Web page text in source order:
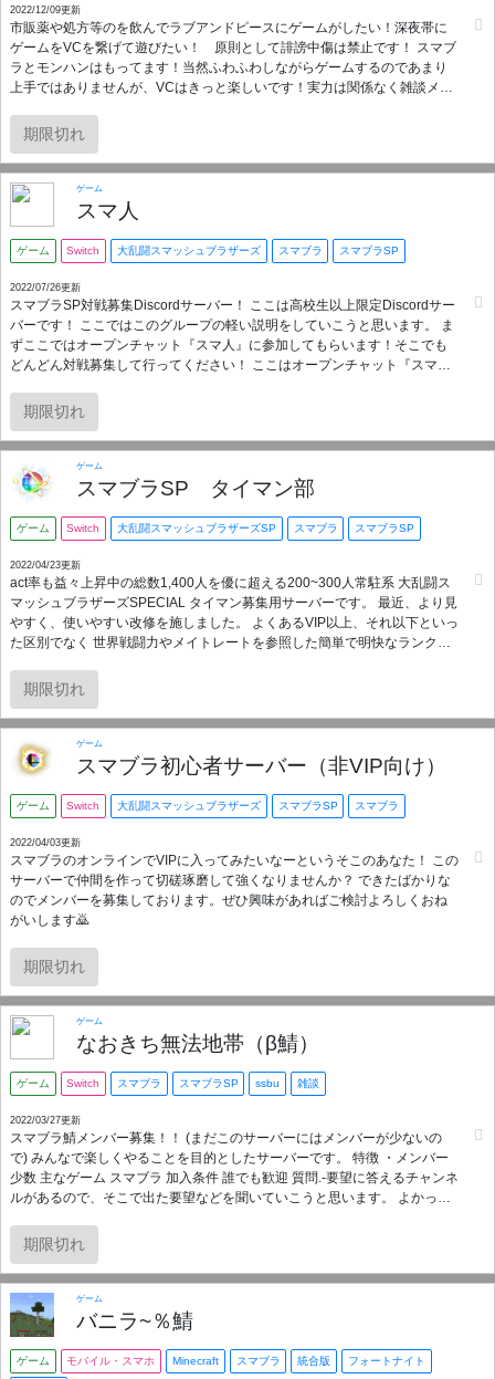
2022/12/09更新
市販薬や処方等のを飲んでラブアンドピースにゲームがしたい！深夜帯に
ゲームをVCを繋げて遊びたい！ 原則として誹謗中傷は禁止です！ スマブ
ラとモンハンはもってます！当然ふわふわしながらゲームするのであまり
上手ではありませんが、VCはきっと楽しいです！実力は関係なく雑談メイ
ームが好きな夜行性の方向けのサーバーですが時間帯関係なく遊ぶ時もあ
りますのでどなたでも！
期限切れ
ゲーム
スマ人
ゲーム Switch 大乱闘スマッシュブラザーズ スマブラ スマブラSP
2022/07/26更新
スマブラSP対戦募集Discordサーバー！ ここは高校生以上限定Discordサー
バーです！ ここではこのグループの軽い説明をしていこうと思います。 ま
ずここではオープンチャット『スマ人』に参加してもらいます！そこでも
どんどん対戦募集して行ってください！ ここはオープンチャット『スマ
な人達がいます ・vipに入ってない方 ・vipに入ってる方 ・スマメイトをや
っている方 いろいろな実力差の人達がいます！ 初心者さんも大歓迎です！
ここの年齢層の話をしていきます、ここは大学生が少し多め、社会人の方
もいます！ もちろん高校生の人もいます！誰でも大歓迎です！みんなで仲
良くスマブラをやっていきましょう！ 以上、YOSIDAからでした。
期限切れ
ゲーム
スマブラSP タイマン部
ゲーム Switch 大乱闘スマッシュブラザーズSP スマブラ スマブラSP
2022/04/23更新
act率も益々上昇中の総数1,400人を優に超える200~300人常駐系 大乱闘ス
マッシュブラザーズSPECIAL タイマン募集用サーバーです。 最近、より見
やすく、使いやすい改修を施しました。 よくあるVIP以上、それ以下といっ
た区別でなく 世界戦闘力やメイトレートを参照した簡単で明快なランク付
人さんまで幅広く活動しています。 実力不問、老若男女もなんのその。海
外の人もいるよ。 メインの対戦募集を軸に、痒い所に手が届く細かい機能
と 興味のない分野は目隠しできるスッキリ機能を兼ね備えた、使いやすさ
に特化したサーバーとなっています。 ・このサーバーの特徴 １．タイマン
募集、それ以外もその他チャンネルで可能 ２．充分な量のボイスチャッ
ト、読み上げBOT、テキストチャンネル完備 ３．普通の雑談チャンネルと
一定時間で発言が消えるチラシの裏（目隠し可能） ４．困ったことはなん
でも相談できる、ググらなくてもいい質問チャンネル（目隠し可能） ５．
ジムチャレンジ！サーバーの猛者相手に気兼ねなく対戦希望できるシステ
ムがあります（目隠し可能） ６．管理人への直通チャンネルあり。意見・
要望はしっかり受け止めます。 ７．ゆるふわまったり独裁系ディストピア
サーバーです。人数に対して、治安の良さのバランスがとても良いです。
あくまで「対戦募集が主」のサーバーということを忘れない運営をしてい
っていいんだよー。 サーバー内イベントも不定期に行っています。
期限切れ
ゲーム
スマブラ初心者サーバー（非VIP向け）
ゲーム Switch 大乱闘スマッシュブラザーズ スマブラSP スマブラ
2022/04/03更新
スマブラのオンラインでVIPに入ってみたいなーというそこのあなた！ この
サーバーで仲間を作って切磋琢磨して強くなりませんか？ できたばかりな
のでメンバーを募集しております。ぜひ興味があればご検討よろしくおね
がいします🙇
期限切れ
ゲーム
なおきち無法地帯（β鯖）
ゲーム Switch スマブラ スマブラSP ssbu 雑談
2022/03/27更新
スマブラ鯖メンバー募集！！ (まだこのサーバーにはメンバーが少ないの
で) みんなで楽しくやることを目的としたサーバーです。 特徴 ・メンバー
少数 主なゲーム スマブラ 加入条件 誰でも歓迎 質問.-要望に答えるチャンネ
ルがあるので、そこで出た要望などを聞いていこうと思います。 よかった
期限切れ
ゲーム
バニラ~％鯖
ゲーム モバイル・スマホ Minecraft スマブラ 統合版 フォートナイト